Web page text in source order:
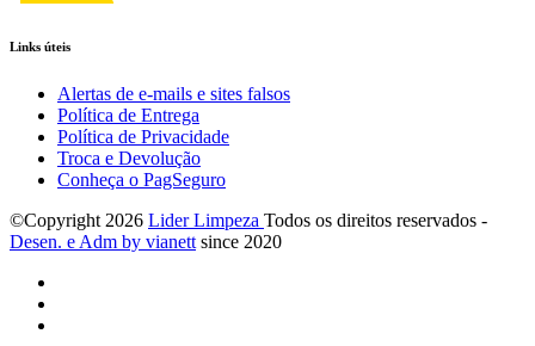
Links úteis
Alertas de e-mails e sites falsos
Política de Entrega
Política de Privacidade
Troca e Devolução
Conheça o PagSeguro
©Copyright 2026 Lider Limpeza Todos os direitos reservados -
Desen. e Adm by vianett since 2020